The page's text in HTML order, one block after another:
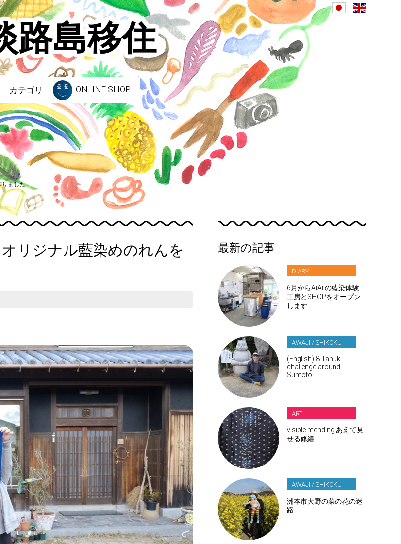
路島移住
カテゴリ ONLINE SHOP
りました
リジナル藍染めのれんを
最新の記事
DIARY
6月からAiAiiの藍染体験
工房とSHOPをオープン
します
AWAJI / SHIKOKU
(English) 8 Tanuki
challenge around
Sumoto!
ART
visible mending あえて見
せる修繕
AWAJI / SHIKOKU
洲本市大野の菜の花の迷
路